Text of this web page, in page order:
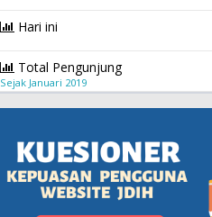
Hari ini
Total Pengunjung
Sejak Januari 2019